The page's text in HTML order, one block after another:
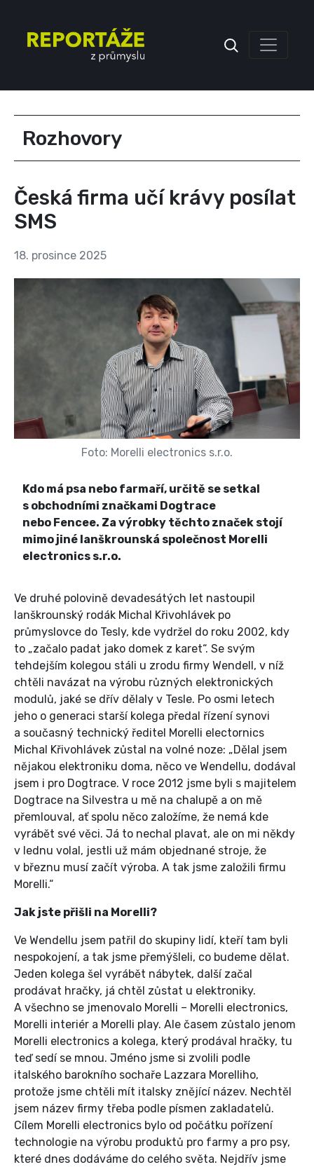
Rozhovory
Česká firma učí krávy posílat
SMS
18. prosince 2025
Foto: Morelli electronics s.r.o.
Kdo má psa nebo farmaří, určitě se setkal
s obchodními značkami Dogtrace
nebo Fencee. Za výrobky těchto značek stojí
mimo jiné lanškrounská společnost Morelli
electronics s.r.o.
Ve druhé polovině devadesátých let nastoupil
lanškrounský rodák Michal Křivohlávek po
průmyslovce do Tesly, kde vydržel do roku 2002, kdy
to „začalo padat jako domek z karet“. Se svým
tehdejším kolegou stáli u zrodu firmy Wendell, v níž
chtěli navázat na výrobu různých elektronických
modulů, jaké se dřív dělaly v Tesle. Po osmi letech
jeho o generaci starší kolega předal řízení synovi
a současný technický ředitel Morelli electornics
Michal Křivohlávek zůstal na volné noze: „Dělal jsem
nějakou elektroniku doma, něco ve Wendellu, dodával
jsem i pro Dogtrace. V roce 2012 jsme byli s majitelem
Dogtrace na Silvestra u mě na chalupě a on mě
přemlouval, ať spolu něco založíme, že nemá kde
vyrábět své věci. Já to nechal plavat, ale on mi někdy
v lednu volal, jestli už mám objednané stroje, že
v březnu musí začít výroba. A tak jsme založili firmu
Morelli.“
Jak jste přišli na Morelli?
Ve Wendellu jsem patřil do skupiny lidí, kteří tam byli
nespokojení, a tak jsme přemýšleli, co budeme dělat.
Jeden kolega šel vyrábět nábytek, další začal
prodávat hračky, já chtěl zůstat u elektroniky.
A všechno se jmenovalo Morelli – Morelli electronics,
Morelli interiér a Morelli play. Ale časem zůstalo jenom
Morelli electronics a kolega, který prodával hračky, tu
teď sedí se mnou. Jméno jsme si zvolili podle
italského barokního sochaře Lazzara Morelliho,
protože jsme chtěli mít italsky znějící název. Nechtěl
jsem název firmy třeba podle písmen zakladatelů.
Cílem Morelli electronics bylo od počátku pořízení
technologie na výrobu produktů pro farmy a pro psy,
které dnes dodáváme do celého světa. Nejdřív jsme